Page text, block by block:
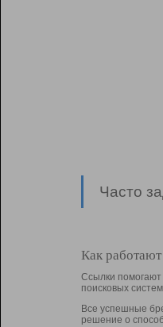
Часто
Как
Ссылки помогают
поисковых
Все успешные
решение о